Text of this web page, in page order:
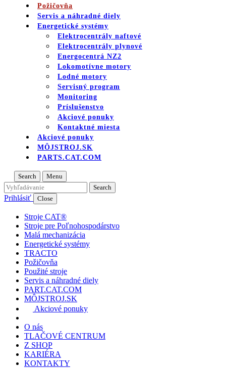
Požičovňa
Servis a náhradné diely
Energetické systémy
Elektrocentrály naftové
Elektrocentrály plynové
Energocentrá NZ2
Lokomotívne motory
Lodné motory
Servisný program
Monitoring
Príslušenstvo
Akciové ponuky
Kontaktné miesta
Akciové ponuky
MÔJSTROJ.SK
PARTS.CAT.COM
Search Menu
Prihlásiť Close
Stroje CAT®
Stroje pre Poľnohospodárstvo
Malá mechanizácia
Energetické systémy
TRACTO
Požičovňa
Použité stroje
Servis a náhradné diely
PART.CAT.COM
MÔJSTROJ.SK
Akciové ponuky
O nás
TLAČOVÉ CENTRUM
Z SHOP
KARIÉRA
KONTAKTY